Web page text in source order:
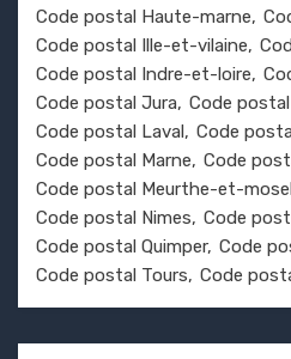
Code postal Haute-marne
Code postal Ille-et-vilaine
Code postal Indre-et-loire
Code postal Jura
Code
Code postal Laval Code
Code postal Marne
Code
Code postal Meurthe-et-
Code postal Nimes
Code
Code postal Quimper Code
Code postal Tours
Code